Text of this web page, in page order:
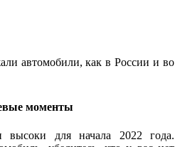
автомобили, как в России и во
моменты
для начала 2022 года.